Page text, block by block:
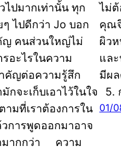
ไปมากเท่านั้น ทุก
ไปดีกว่า Jo บอก
ญ คนส่วนใหญ่ไม่
อะไรในความ
คัญต่อความรู้สึก
กจะเก็บเอาไว้ในใจ
มที่เราต้องการใน
การพูดออกมาอาจ
มากกว่า ความ
ไม่ต้
คุณ
ผิว
แล
มีผ
5.
01/